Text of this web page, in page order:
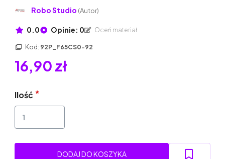
Robo Studio (Autor)
0.0 Opinie: 0 Oceń materiał
Kod: 92P_F65CS0-92
16,90 zł
Ilość
DODAJ DO KOSZYKA